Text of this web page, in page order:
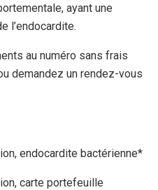
ayant une
l’endocardite.
au numéro sans frais
demandez un rendez-vous
endocardite bactérienne*
carte portefeuille